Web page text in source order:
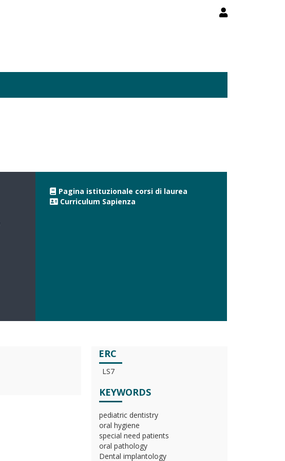
Pagina istituzionale corsi di laurea
Curriculum Sapienza
ERC
LS7
KEYWORDS
pediatric dentistry
oral hygiene
special need patients
oral pathology
Dental implantology